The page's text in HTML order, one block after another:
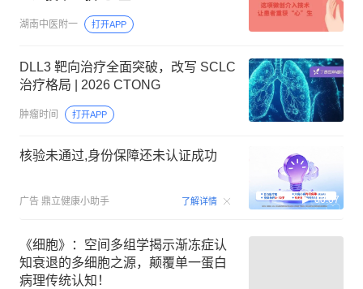
湖南中医附一 打开APP
DLL3 靶向治疗全面突破，改写 SCLC
治疗格局 | 2026 CTONG
肿瘤时间 打开APP
核验未通过,身份保障还未认证成功
广告 鼎立健康小助手 了解详情 00:07
《细胞》：空间多组学揭示渐冻症认
知衰退的多细胞之源，颠覆单一蛋白
病理传统认知！